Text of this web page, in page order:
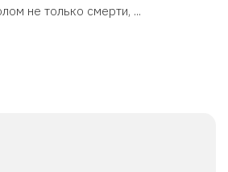
не только смерти, ...